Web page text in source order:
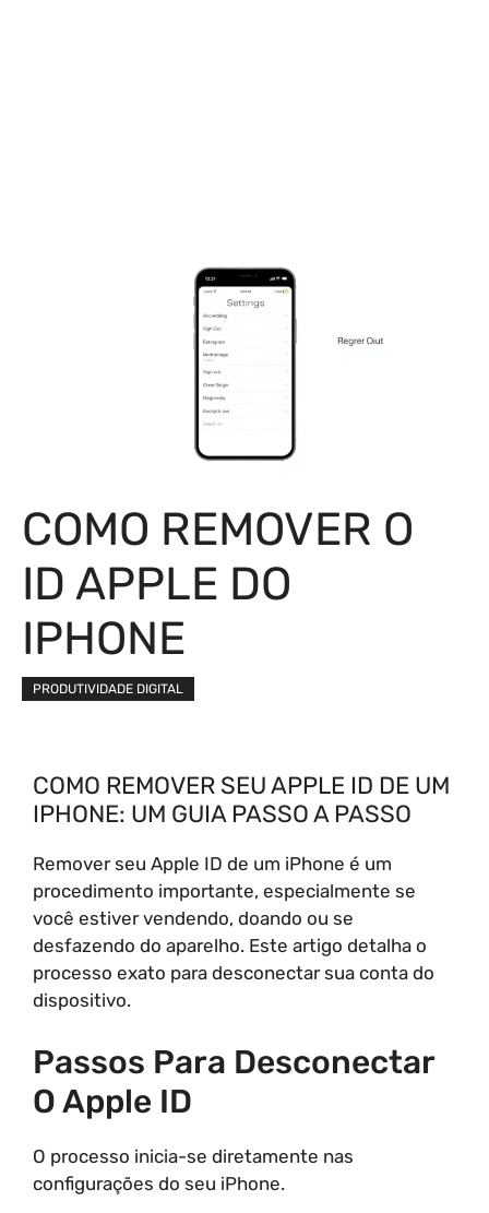
COMO REMOVER O
ID APPLE DO
IPHONE
PRODUTIVIDADE DIGITAL
COMO REMOVER SEU APPLE ID DE UM
IPHONE: UM GUIA PASSO A PASSO
Remover seu Apple ID de um iPhone é um
procedimento importante, especialmente se
você estiver vendendo, doando ou se
desfazendo do aparelho. Este artigo detalha o
processo exato para desconectar sua conta do
dispositivo.
Passos Para Desconectar
O Apple ID
O processo inicia-se diretamente nas
configurações do seu iPhone.